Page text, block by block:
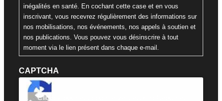
inégalités en santé. En cochant cette case et en vous
inscrivant, vous recevrez régulièrement des informations sur
nos mobilisations, nos événements, nos appels à soutien et
nos publications. Vous pouvez vous désinscrire à tout
moment via le lien présent dans chaque e-mail.
CAPTCHA
Cliquez pour accepter la validation reCaptcha.